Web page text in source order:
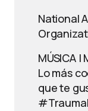
National
MÚSICA |
Lo más
que te